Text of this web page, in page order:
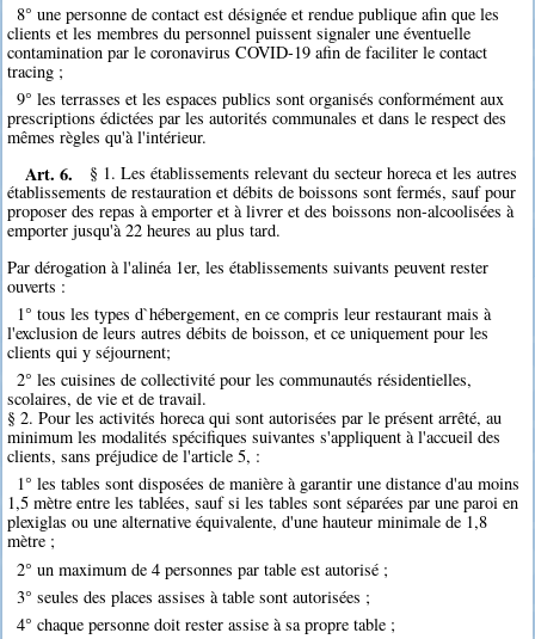
8° une personne de contact est désignée et rendue publique afin que les
clients et les membres du personnel puissent signaler une éventuelle
contamination par le coronavirus COVID-19 afin de faciliter le contact
tracing ;
9° les terrasses et les espaces publics sont organisés conformément aux
prescriptions édictées par les autorités communales et dans le respect des
mêmes règles qu'à l'intérieur.
Art. 6.
§ 1. Les établissements relevant du secteur horeca et les autres
établissements de restauration et débits de boissons sont fermés, sauf pour
proposer des repas à emporter et à livrer et des boissons non-alcoolisées à
emporter jusqu'à 22 heures au plus tard.
Par dérogation à l'alinéa 1er, les établissements suivants peuvent rester
ouverts :
1° tous les types d`hébergement, en ce compris leur restaurant mais à
l'exclusion de leurs autres débits de boisson, et ce uniquement pour les
clients qui y séjournent;
2° les cuisines de collectivité pour les communautés résidentielles,
scolaires, de vie et de travail.
§ 2. Pour les activités horeca qui sont autorisées par le présent arrêté, au
minimum les modalités spécifiques suivantes s'appliquent à l'accueil des
clients, sans préjudice de l'article 5, :
1° les tables sont disposées de manière à garantir une distance d'au moins
1,5 mètre entre les tablées, sauf si les tables sont séparées par une paroi en
plexiglas ou une alternative équivalente, d'une hauteur minimale de 1,8
mètre ;
2° un maximum de 4 personnes par table est autorisé ;
3° seules des places assises à table sont autorisées ;
4° chaque personne doit rester assise à sa propre table ;